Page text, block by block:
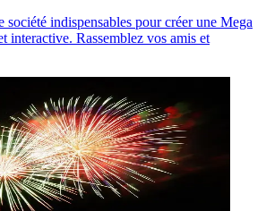
indispensables pour créer une Mega
interactive. Rassemblez vos amis et